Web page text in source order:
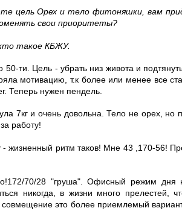
цель Орех и тело фитоняшки, вам
свои приоритеты?
такое КБЖУ.
ти. Цель - убрать низ живота и
мотивацию, т.к более или менее все
Теперь нужен пендель.
7кг и очень довольна. Тело не орех, но
работу!
- жизненный ритм таков! Мне 43 ,170-56!
70/28 "груша". Офисный режим дня
никогда, в жизни много прелестей,
совмещение это более приемлемый